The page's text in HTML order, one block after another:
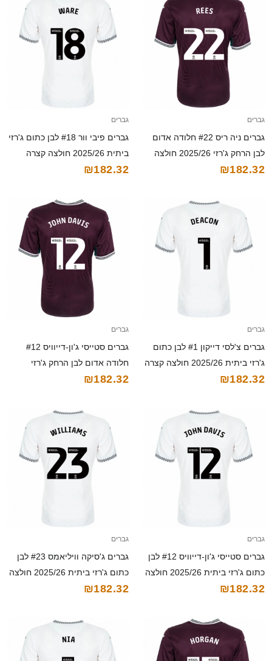
גברים
גברים ניה ריס #22 חלודה אדום
לבן הרחק ג'רזי 2025/26 חולצה
קצרה
₪182.32
גברים
גברים פיבי וור #18 לבן כתום ג'רזי
ביתית 2025/26 חולצה קצרה
₪182.32
גברים
גברים צ'לסי דייקון #1 לבן כתום
ג'רזי ביתית 2025/26 חולצה קצרה
₪182.32
גברים
גברים סטייסי ג'ון-דייוויס #12
חלודה אדום לבן הרחק ג'רזי
2025/26 חולצה קצרה
₪182.32
גברים
גברים סטייסי ג'ון-דייוויס #12 לבן
כתום ג'רזי ביתית 2025/26 חולצה
קצרה
₪182.32
גברים
גברים ג'סיקה וויליאמס #23 לבן
כתום ג'רזי ביתית 2025/26 חולצה
קצרה
₪182.32